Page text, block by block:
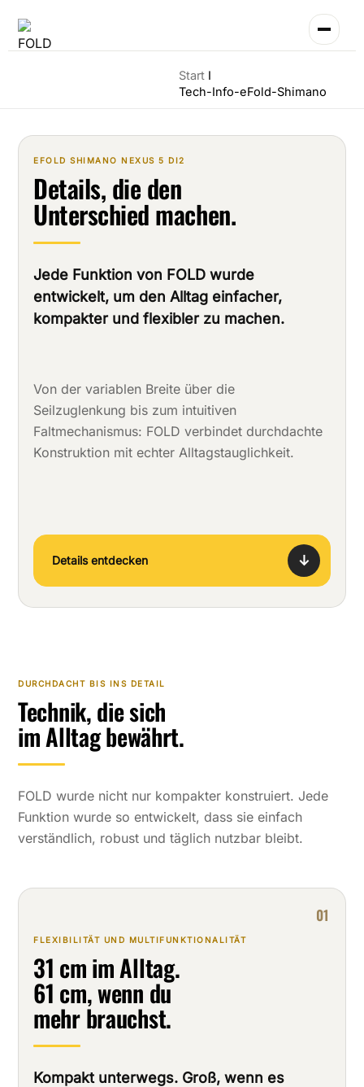
Inhalt
springen
Start
Tech-Info-eFold-Shimano
EFOLD SHIMANO NEXUS 5 DI2
Details, die den
Unterschied machen.
Jede Funktion von FOLD wurde
entwickelt, um den Alltag einfacher,
kompakter und flexibler zu machen.
Von der variablen Breite über die
Seilzuglenkung bis zum intuitiven
Faltmechanismus: FOLD verbindet durchdachte
Konstruktion mit echter Alltagstauglichkeit.
Details entdecken ↓
DURCHDACHT BIS INS DETAIL
Technik, die sich
im Alltag bewährt.
FOLD wurde nicht nur kompakter konstruiert. Jede
Funktion wurde so entwickelt, dass sie einfach
verständlich, robust und täglich nutzbar bleibt.
01
FLEXIBILITÄT UND MULTIFUNKTIONALITÄT
31 cm im Alltag.
61 cm, wenn du
mehr brauchst.
Kompakt unterwegs. Groß, wenn es